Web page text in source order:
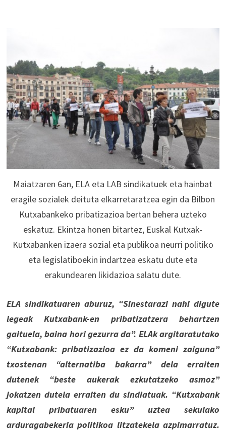
Maiatzaren 6an, ELA eta LAB sindikatuek eta hainbat
eragile sozialek deituta elkarretaratzea egin da Bilbon
Kutxabankeko pribatizazioa bertan behera uzteko
eskatuz. Ekintza honen bitartez, Euskal Kutxak-
Kutxabanken izaera sozial eta publikoa neurri politiko
eta legislatiboekin indartzea eskatu dute eta
erakundearen likidazioa salatu dute.
ELA sindikatuaren aburuz, “Sinestarazi nahi digute
legeak Kutxabank-en pribatizatzera behartzen
gaituela, baina hori gezurra da”. ELAk argitaratutako
“Kutxabank: pribatizazioa ez da komeni zaiguna”
txostenan “alternatiba bakarra” dela erraiten
dutenek “beste aukerak ezkutatzeko asmoz”
jokatzen dutela erraiten du sindiatuak. “Kutxabank
kapital pribatuaren esku” uztea sekulako
arduragabekeria politikoa litzatekela azpimarratuz.